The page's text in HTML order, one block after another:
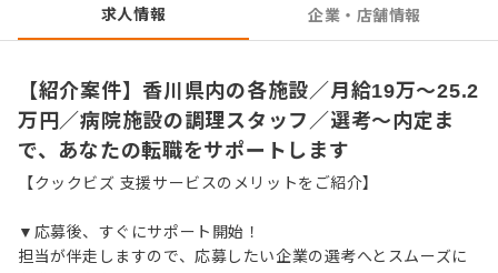
求人情報 企業・店舗情報
【紹介案件】香川県内の各施設／月給19万～25.2
万円／病院施設の調理スタッフ／選考～内定ま
で、あなたの転職をサポートします
【クックビズ 支援サービスのメリットをご紹介】
▼応募後、すぐにサポート開始！
担当が伴走しますので、応募したい企業の選考へとスムーズに